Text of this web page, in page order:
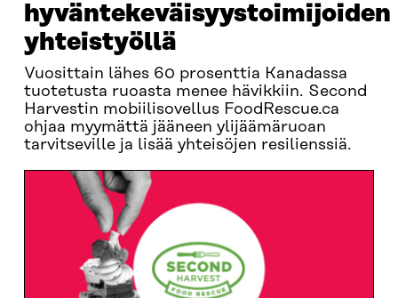
hyväntekeväisyystoimijoiden
yhteistyöllä
Vuosittain lähes 60 prosenttia Kanadassa
tuotetusta ruoasta menee hävikkiin. Second
Harvestin mobiilisovellus FoodRescue.ca
ohjaa myymättä jääneen ylijäämäruoan
tarvitseville ja lisää yhteisöjen resilienssiä.